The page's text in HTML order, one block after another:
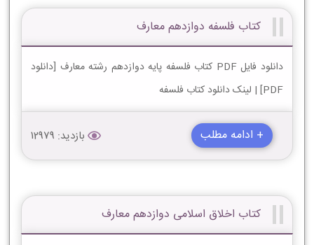
کتاب فلسفه دوازدهم معارف
دانلود فایل PDF کتاب فلسفه پایه دوازدهم رشته معارف [دانلود
PDF] | لینک دانلود کتاب فلسفه
+ ادامه مطلب بازدید: 12979
کتاب اخلاق اسلامی دوازدهم معارف